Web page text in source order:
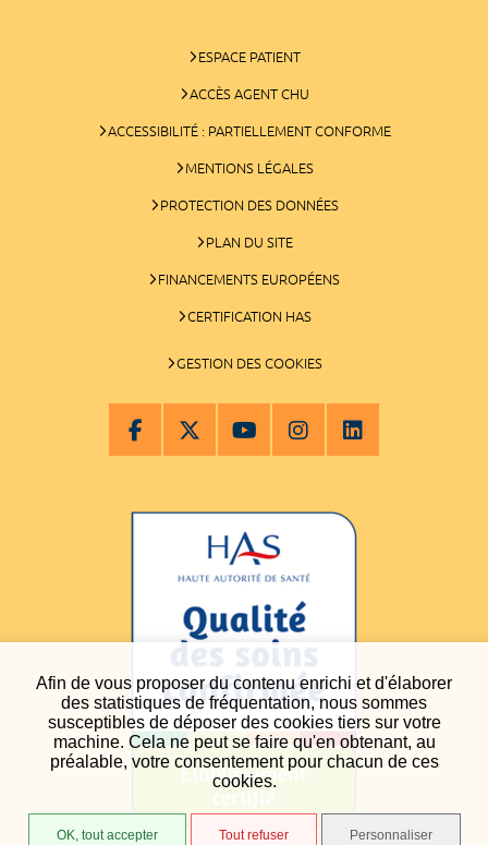
Afin de vous proposer du contenu enrichi et d'élaborer
des statistiques de fréquentation, nous sommes
susceptibles de déposer des cookies tiers sur votre
machine. Cela ne peut se faire qu'en obtenant, au
préalable, votre consentement pour chacun de ces
cookies.
OK, tout accepter Tout refuser Personnaliser
ESPACE PATIENT
ACCÈS AGENT CHU
ACCESSIBILITÉ : PARTIELLEMENT CONFORME
MENTIONS LÉGALES
PROTECTION DES DONNÉES
PLAN DU SITE
FINANCEMENTS EUROPÉENS
CERTIFICATION HAS
GESTION DES COOKIES